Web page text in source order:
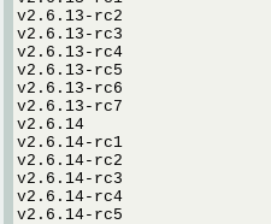
v2.6.13-rc2
v2.6.13-rc3
v2.6.13-rc4
v2.6.13-rc5
v2.6.13-rc6
v2.6.13-rc7
v2.6.14
v2.6.14-rc1
v2.6.14-rc2
v2.6.14-rc3
v2.6.14-rc4
v2.6.14-rc5